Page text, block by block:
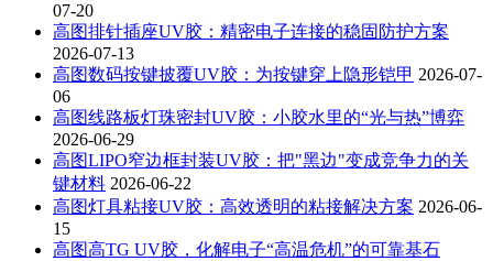
07-20
高图排针插座UV胶：精密电子连接的稳固防护方案
2026-07-13
高图数码按键披覆UV胶：为按键穿上隐形铠甲 2026-07-
06
高图线路板灯珠密封UV胶：小胶水里的“光与热”博弈
2026-06-29
高图LIPO窄边框封装UV胶：把"黑边"变成竞争力的关
键材料 2026-06-22
高图灯具粘接UV胶：高效透明的粘接解决方案 2026-06-
15
高图高TG UV胶，化解电子“高温危机”的可靠基石